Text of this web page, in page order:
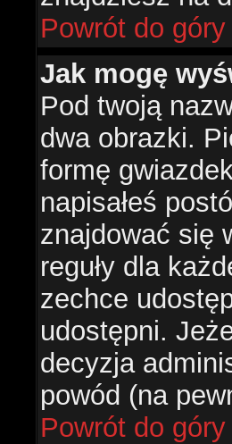
Powrót do góry
Jak mogę
Pod twoją
dwa obrazki.
formę
napisałeś
znajdować się
reguły dla
zechce
udostępni.
decyzja
powód (na
Powrót do góry